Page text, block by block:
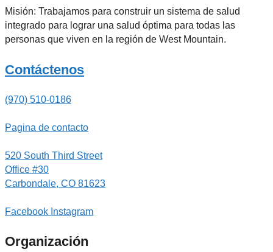
Misión: Trabajamos para construir un sistema de salud
integrado para lograr una salud óptima para todas las
personas que viven en la región de West Mountain.
Contáctenos
(970) 510-0186
Pagina de contacto
520 South Third Street
Office #30
Carbondale, CO 81623
Facebook Instagram
Organización